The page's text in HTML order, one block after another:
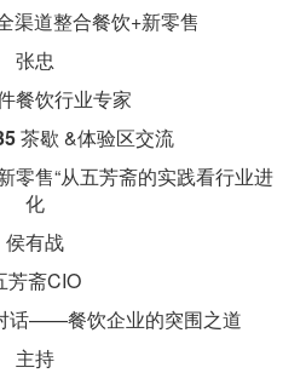
渠道整合餐饮+新零售
张忠
餐饮行业专家
茶歇 &体验区交流
零售“从五芳斋的实践看行业进
化
侯有战
芳斋CIO
话——餐饮企业的突围之道
主持